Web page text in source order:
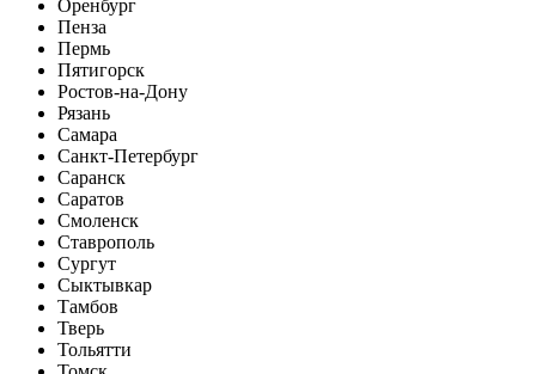
Оренбург
Пенза
Пермь
Пятигорск
Ростов-на-Дону
Рязань
Самара
Санкт-Петербург
Саранск
Саратов
Смоленск
Ставрополь
Сургут
Сыктывкар
Тамбов
Тверь
Тольятти